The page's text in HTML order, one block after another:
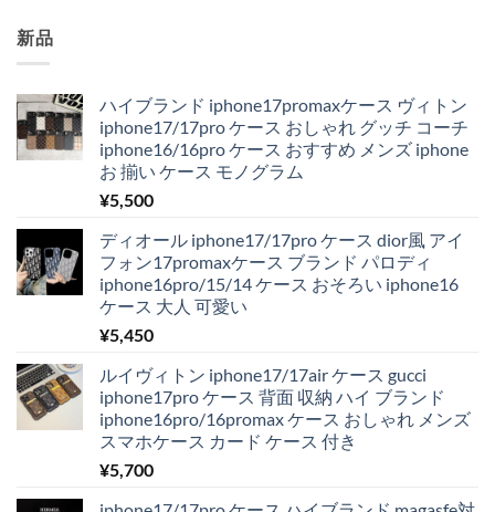
新品
ハイブランド iphone17promaxケース ヴィトン
iphone17/17pro ケース おしゃれ グッチ コーチ
iphone16/16pro ケース おすすめ メンズ iphone
お 揃い ケース モノグラム
¥5,500
ディオール iphone17/17pro ケース dior風 アイ
フォン17promaxケース ブランド パロディ
iphone16pro/15/14 ケース おそろい iphone16
ケース 大人 可愛い
¥5,450
ルイヴィトン iphone17/17air ケース gucci
iphone17pro ケース 背面 収納 ハイ ブランド
iphone16pro/16promax ケース おしゃれ メンズ
スマホケース カード ケース 付き
¥5,700